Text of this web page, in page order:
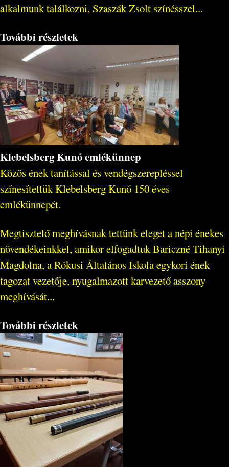
alkalmunk találkozni, Szaszák Zsolt színésszel...
További részletek
Klebelsberg Kunó emlékünnep
Közös ének tanítással és vendégszerepléssel
színesítettük Klebelsberg Kunó 150 éves
emlékünnepét.
Megtisztelő meghívásnak tettünk eleget a népi énekes
növendékeinkkel, amikor elfogadtuk Bariczné Tihanyi
Magdolna, a Rókusi Általános Iskola egykori ének
tagozat vezetője, nyugalmazott karvezető asszony
meghívását...
További részletek